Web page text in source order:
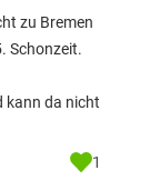
zu Bremen
Schonzeit.
kann da nicht
1